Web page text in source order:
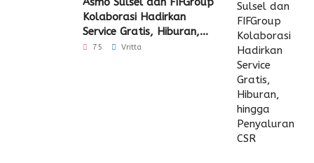
Kolaborasi Hadirkan
Service Gratis, Hiburan,
hingga Penyaluran CSR
75 Vritta